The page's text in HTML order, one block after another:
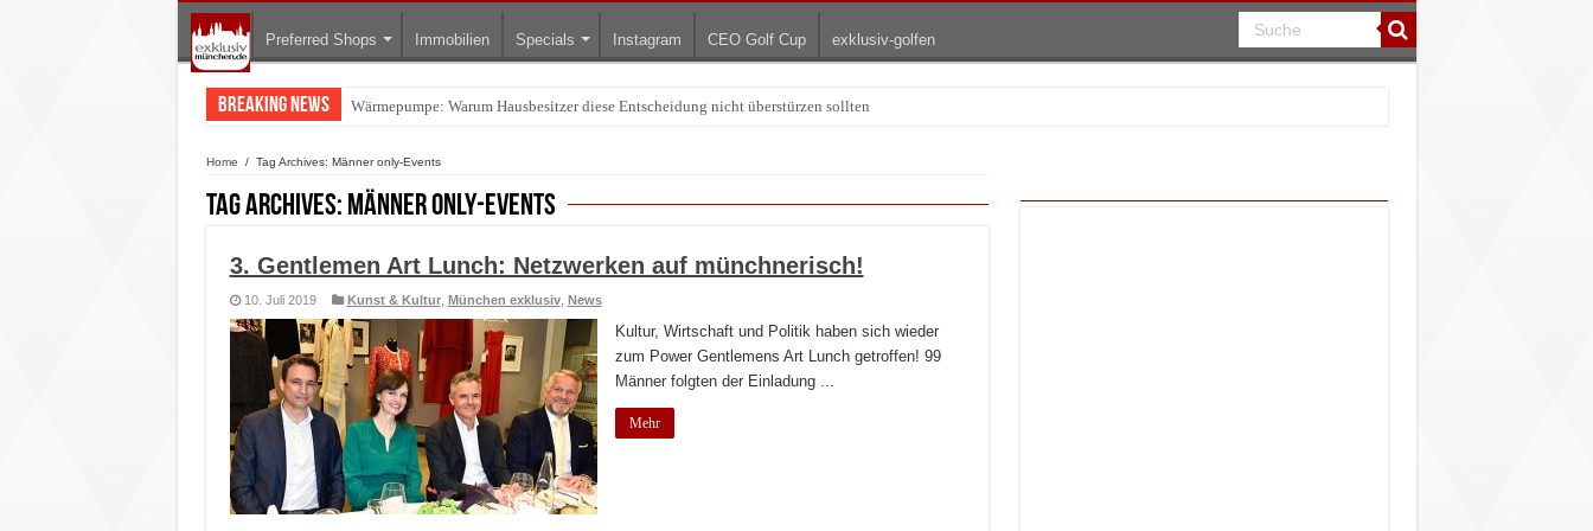
Preferred Shops Immobilien Specials Instagram CEO Golf Cup exklusiv-golfen
Breaking News Wärmepumpe: Warum Hausbesitzer diese Entscheidung nicht überstürzen sollten
Jeans-Shorts: Warum die richtige Passform wichtiger ist als jeder Trend
Home / Tag Archives: Männer only-Events
Tag Archives: Männer only-Events
3. Gentlemen Art Lunch: Netzwerken auf münchnerisch!
10. Juli 2019 Kunst & Kultur, München exklusiv, News
Kultur, Wirtschaft und Politik haben sich wieder
zum Power Gentlemens Art Lunch getroffen! 99
Männer folgten der Einladung ...
Mehr